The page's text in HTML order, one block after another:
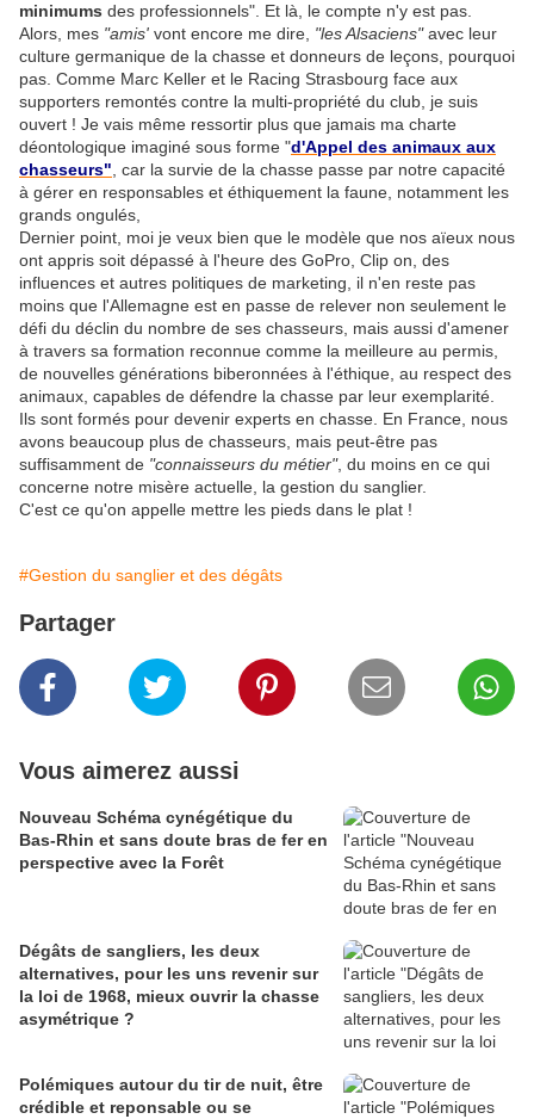
minimums des professionnels". Et là, le compte n'y est pas.
Alors, mes "amis' vont encore me dire, "les Alsaciens"avec leur
culture germanique de la chasse et donneurs de leçons, pourquoi
pas. Comme Marc Keller et le Racing Strasbourg face aux
supporters remontés contre la multi-propriété du club, je suis
ouvert ! Je vais même ressortir plus que jamais ma charte
déontologique imaginé sous forme "d'Appel des animaux aux
chasseurs" , car la survie de la chasse passe par notre capacité
à gérer en responsables et éthiquement la faune, notamment les
grands ongulés,
Dernier point, moi je veux bien que le modèle que nos aïeux nous
ont appris soit dépassé à l'heure des GoPro, Clip on, des
influences et autres politiques de marketing, il n'en reste pas
moins que l'Allemagne est en passe de relever non seulement le
défi du déclin du nombre de ses chasseurs, mais aussi d'amener
à travers sa formation reconnue comme la meilleure au permis,
de nouvelles générations biberonnées à l'éthique, au respect des
animaux, capables de défendre la chasse par leur exemplarité.
Ils sont formés pour devenir experts en chasse. En France, nous
avons beaucoup plus de chasseurs, mais peut-être pas
suffisamment de "connaisseurs du métier", du moins en ce qui
concerne notre misère actuelle, la gestion du sanglier.
C'est ce qu'on appelle mettre les pieds dans le plat !
#Gestion du sanglier et des dégâts
Partager
Vous aimerez aussi
Nouveau Schéma cynégétique du
Bas-Rhin et sans doute bras de fer en
perspective avec la Forêt
Dégâts de sangliers, les deux
alternatives, pour les uns revenir sur
la loi de 1968, mieux ouvrir la chasse
asymétrique ?
Polémiques autour du tir de nuit, être
crédible et reponsable ou se